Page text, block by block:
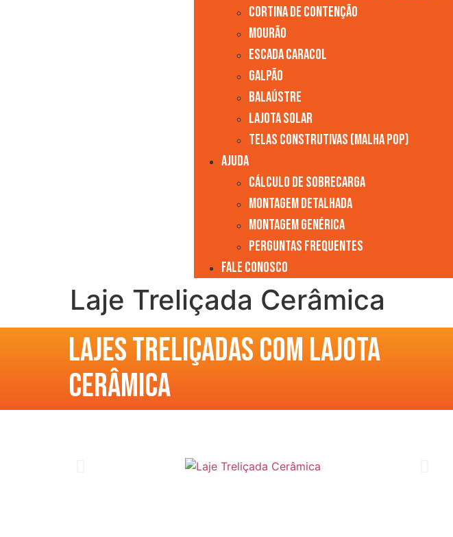
Cortina de Contenção
Mourão
Escada Caracol
Galpão
Balaústre
Lajota Solar
Telas Construtivas (Malha POP)
AJUDA
Cálculo de sobrecarga
Montagem Detalhada
Montagem Genérica
Perguntas Frequentes
FALE CONOSCO
Laje Treliçada Cerâmica
Lajes Treliçadas com lajota
cerâmica